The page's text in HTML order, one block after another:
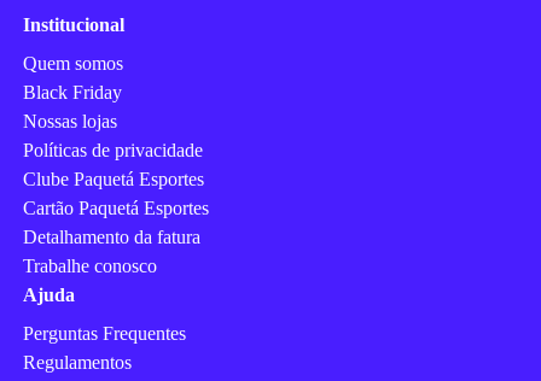
Institucional
Quem somos
Black Friday
Nossas lojas
Políticas de privacidade
Clube Paquetá Esportes
Cartão Paquetá Esportes
Detalhamento da fatura
Trabalhe conosco
Ajuda
Perguntas Frequentes
Regulamentos